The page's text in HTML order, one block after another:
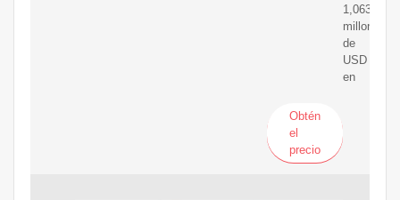
1,063.19
millones
de
USD
en
Obtén
el
precio